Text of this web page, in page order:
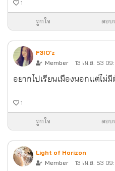
1
ถูกใจ ตอบ
F3IO'z
Member
13 เม.ย. 53
อยากไปเรียนเมืองนอกแต่ไม่
1
ถูกใจ ตอบ
Light of Horizon
Member
13 เม.ย. 53